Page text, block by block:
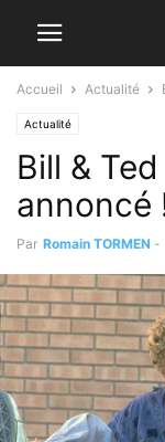
Accueil Actualité
Actualité
Bill &
annoncé
Par Romain TORMEN -